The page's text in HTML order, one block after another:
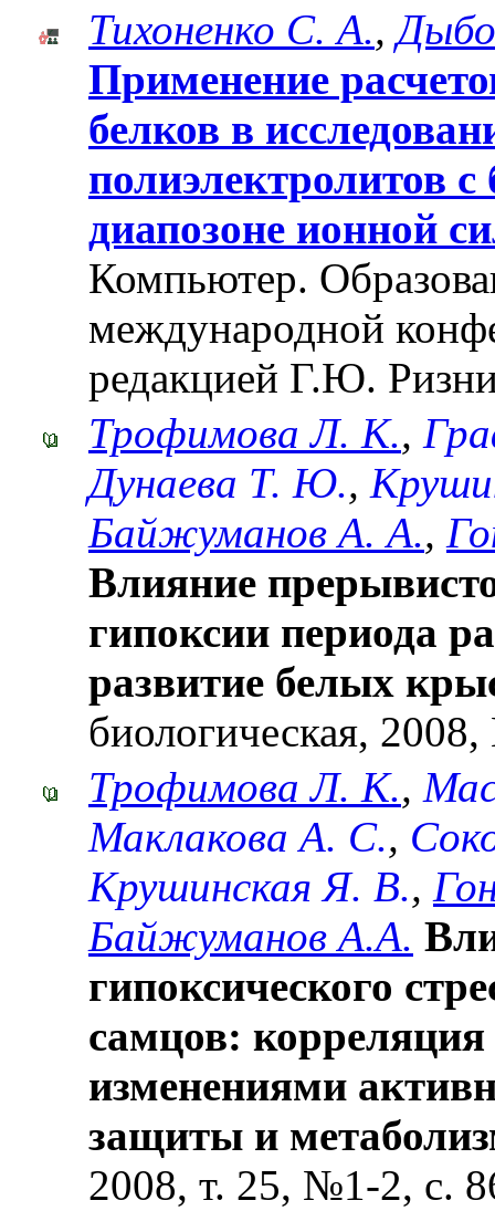
Тихоненко С. А.,
Применение
белков в
полиэлектролитов
диапозоне ионной
Компьютер.
международной
редакцией Г.Ю.
Трофимова Л. К.,
Дунаева Т. Ю.,
Байжуманов А. А.,
Влияние
гипоксии периода
развитие белых
биологическая,
Трофимова Л. К.,
Маклакова А. С.,
Крушинская Я. В.,
Байжуманов А.А.
гипоксического
самцов: корреляция
изменениями
защиты и
2008, т. 25, №1-2, с.